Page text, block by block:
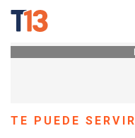
TE PUEDE SERVIR